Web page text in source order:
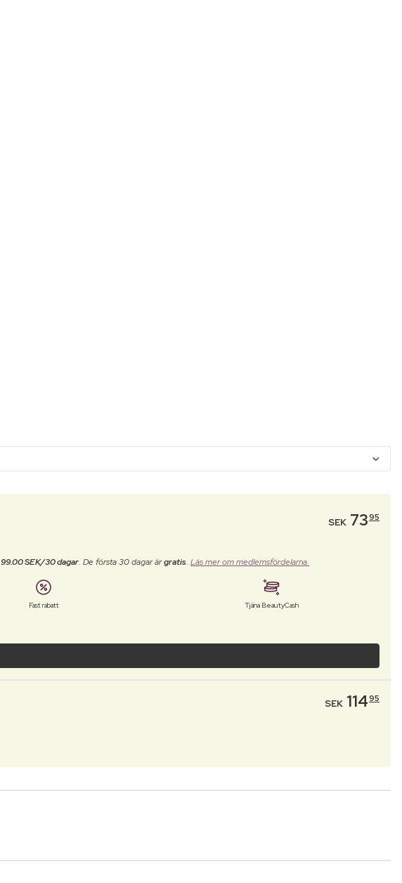
SEK 7395
99.00 SEK/30 dagar. De första 30 dagar ärgratis. Läs mer om medlemsfördelarna.
Fast rabatt Tjäna BeautyCash
SEK 11495